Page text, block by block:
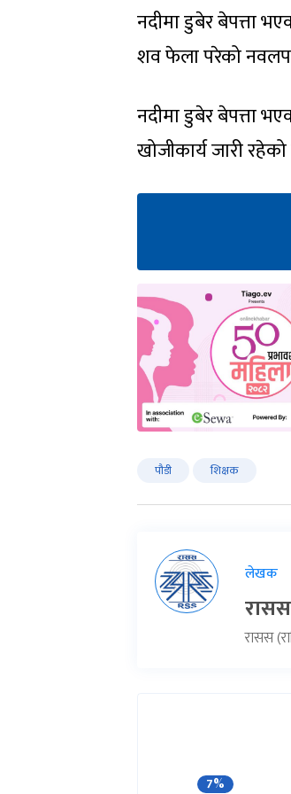
नदीमा डुबेर बेपत्ता
शव फेला परेको
नदीमा डुबेर बेपत्ता
खोजीकार्य जारी
पौडी शिक्षक
लेखक
रासस
रासस
7%